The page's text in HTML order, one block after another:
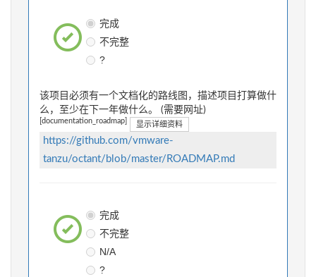
完成
不完整
?
该项目必须有一个文档化的路线图，描述项目打算做什
么，至少在下一年做什么。 (需要网址)
[documentation_roadmap] 显示详细资料
https://github.com/vmware-
tanzu/octant/blob/master/ROADMAP.md
完成
不完整
N/A
?